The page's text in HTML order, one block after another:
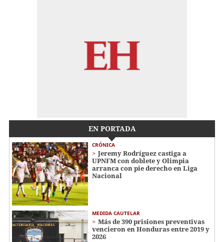
EN PORTADA
CRÓNICA
Jeremy Rodríguez castiga a
UPNFM con doblete y Olimpia
arranca con pie derecho en Liga
Nacional
MEDIDA CAUTELAR
Más de 390 prisiones preventivas
vencieron en Honduras entre 2019 y
2026